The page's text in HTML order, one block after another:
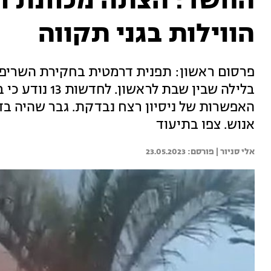
הווילות בגני תקווה
פרסום ראשון: תפנית דרמטית בחקירת
בלילה שבין
האפשרות של ניסיון רצח נבדקת. גבר שהיה
אנוש. צפו בתיעוד
אלי סניור | 23.05.2023